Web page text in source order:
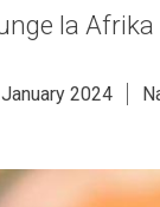
la
2024